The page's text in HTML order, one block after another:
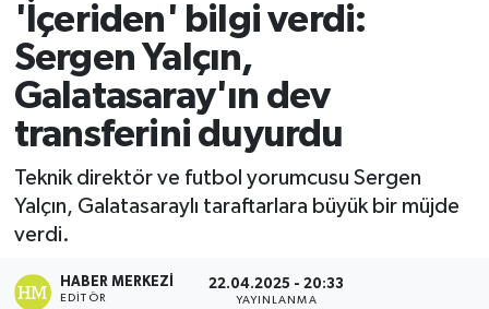
'İçeriden' bilgi verdi:
Sergen Yalçın,
Galatasaray'ın dev
transferini duyurdu
Teknik direktör ve futbol yorumcusu Sergen
Yalçın, Galatasaraylı taraftarlara büyük bir müjde
verdi.
HABER MERKEZI
EDITÖR
22.04.2025 - 20:33
YAYINLANMA
Süper Lig Puan Durumu ve Fikstür
Tüm Manşetler
Son Dakika Haberleri
Haber Arşivi